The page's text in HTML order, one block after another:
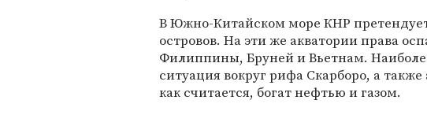
В Южно-Китайском море КНР
островов. На эти же акватории права
Филиппины, Бруней и Вьетнам.
ситуация вокруг рифа Скарборо, а
как считается, богат нефтью и газом.